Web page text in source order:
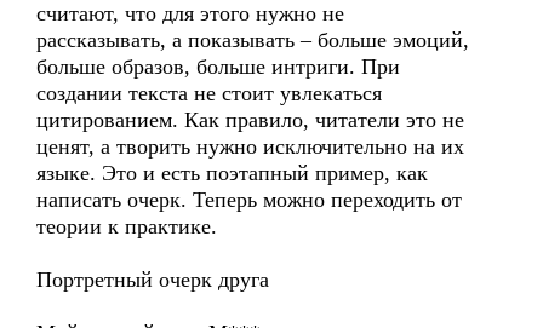
считают, что для этого нужно не
рассказывать, а показывать – больше эмоций,
больше образов, больше интриги. При
создании текста не стоит увлекаться
цитированием. Как правило, читатели это не
ценят, а творить нужно исключительно на их
языке. Это и есть поэтапный пример, как
написать очерк. Теперь можно переходить от
теории к практике.
Портретный очерк друга